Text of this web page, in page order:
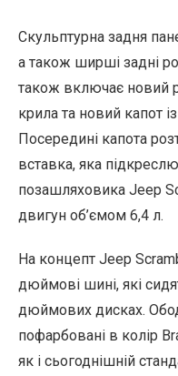
Скульптурна задня
а також ширші задні
також включає новий
крила та новий капот
Посередині капота
вставка, яка
позашляховика Jeep
двигун об’ємом 6,4 л.
На концепт Jeep
дюймові шині, які
дюймових дисках.
пофарбовані в колір
як і сьогоднішній